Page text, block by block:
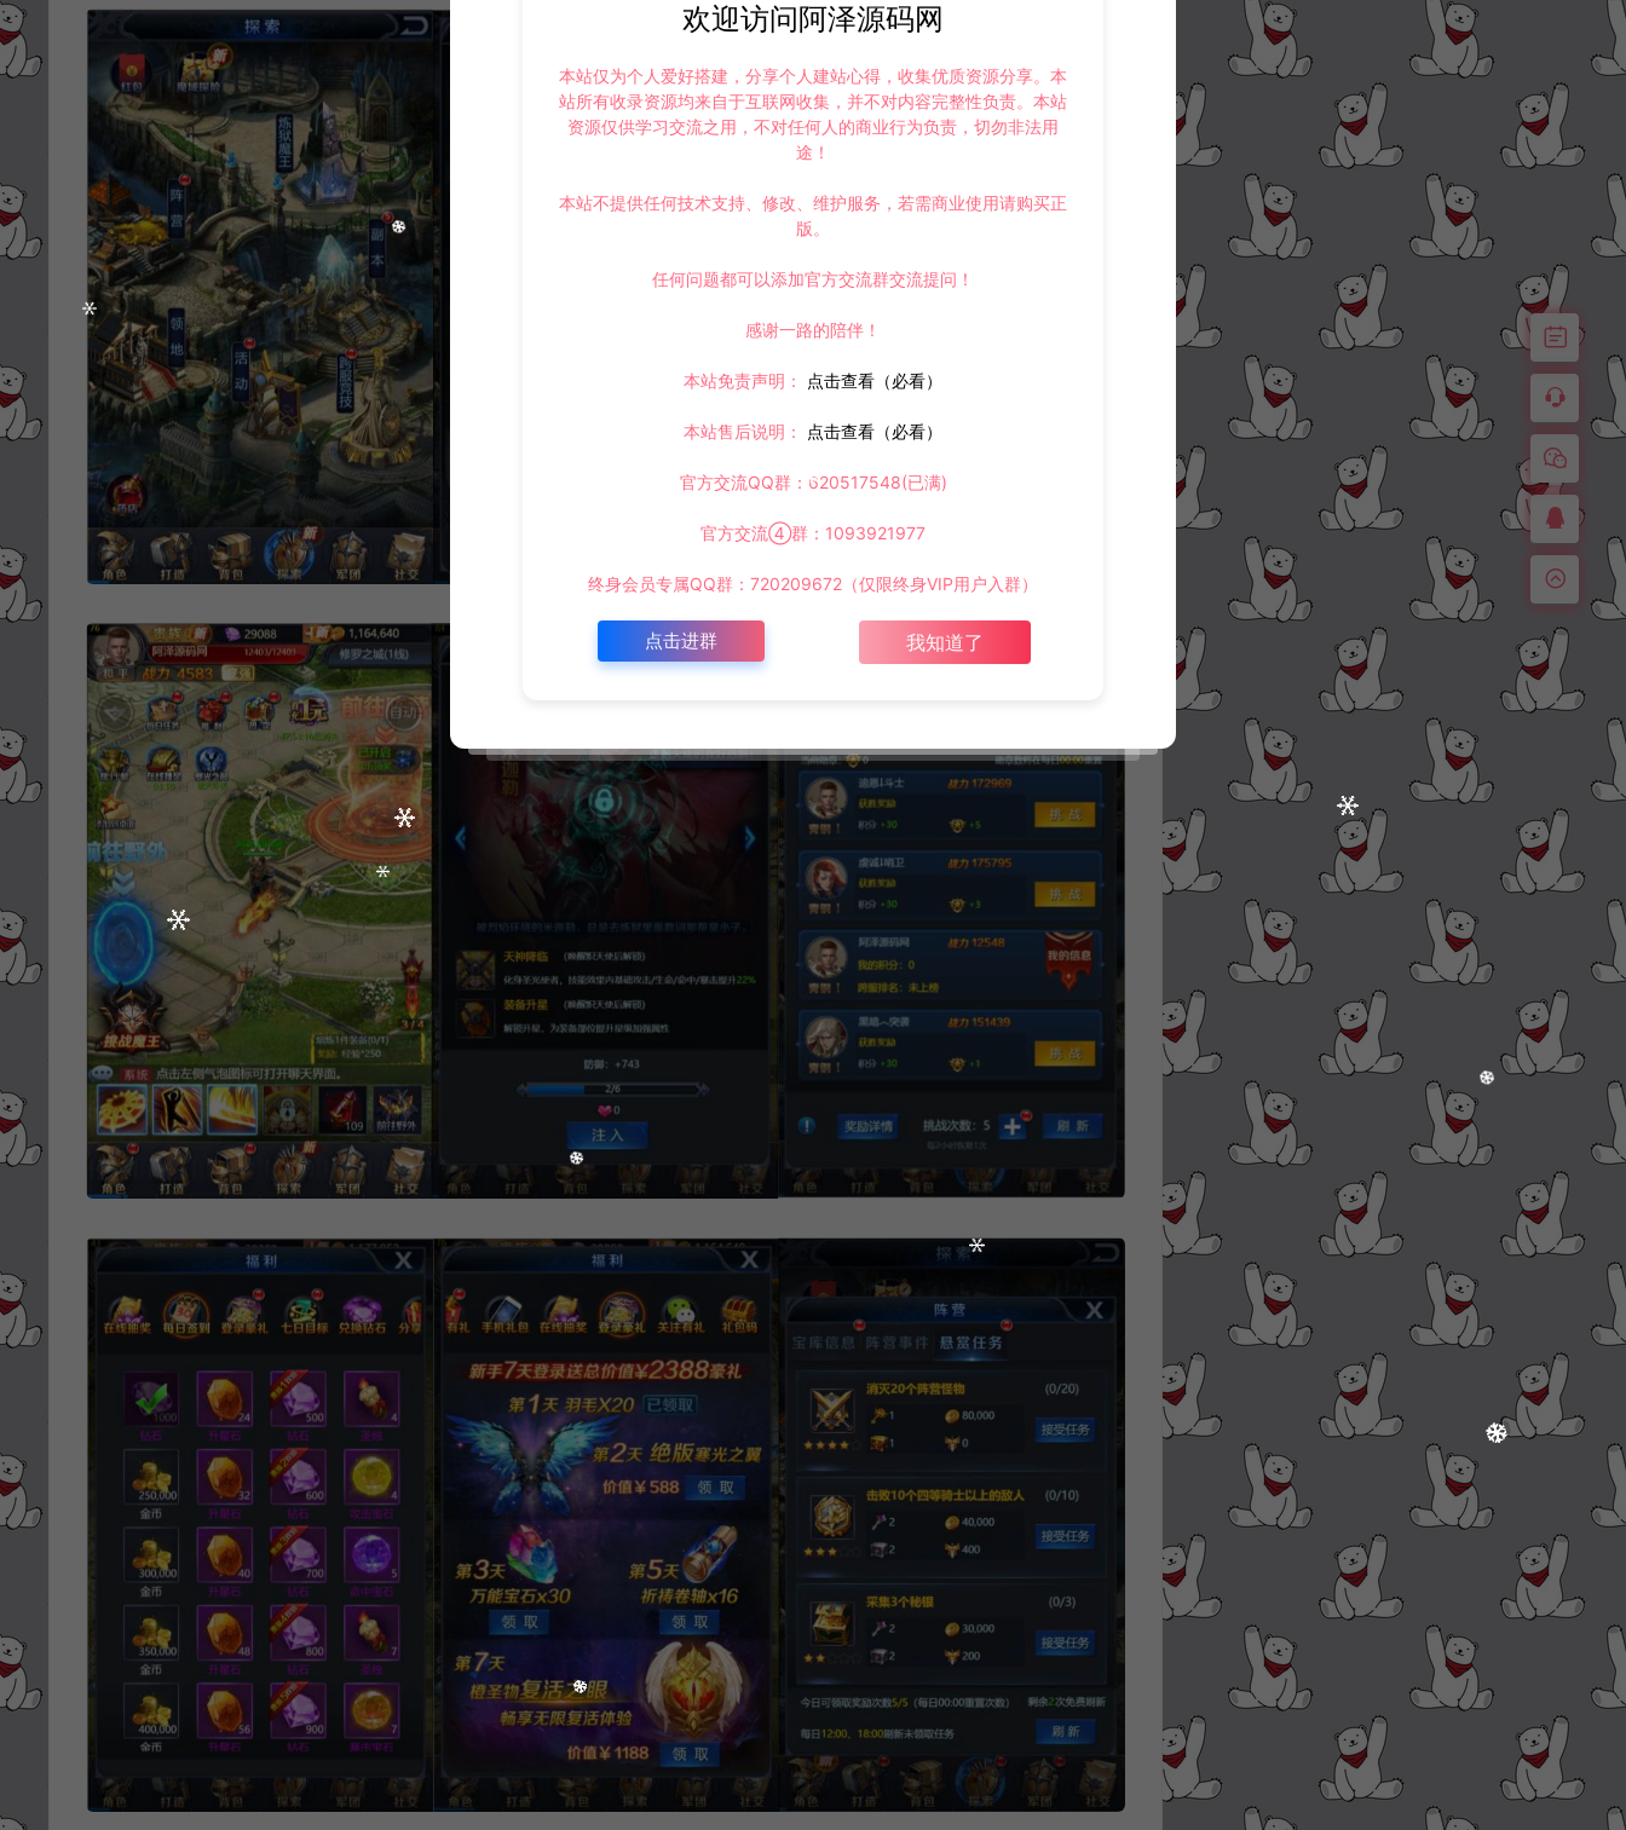
欢迎访问阿泽源码网
本站仅为个人爱好搭建，分享个人建站心得，收集优质资源分享。本
站所有收录资源均来自于互联网收集，并不对内容完整性负责。本站
资源仅供学习交流之用，不对任何人的商业行为负责，切勿非法用
途！
本站不提供任何技术支持、修改、维护服务，若需商业使用请购买正
版。
任何问题都可以添加官方交流群交流提问！
感谢一路的陪伴！
本站免责声明： 点击查看（必看）
本站售后说明： 点击查看（必看）
官方交流QQ群：620517548(已满)
官方交流④群：1093921977
终身会员专属QQ群：720209672（仅限终身VIP用户入群）
点击进群 我知道了